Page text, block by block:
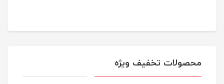
محصولات تخفیف ویژه